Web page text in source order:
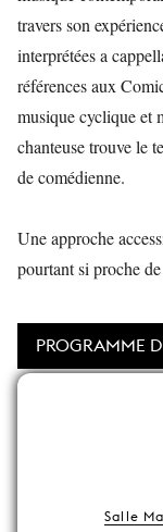
travers son
interprétées a
références aux
musique cyclique et
chanteuse trouve le
de comédienne.
Une approche
pourtant si proche
PROGRAMME
Salle